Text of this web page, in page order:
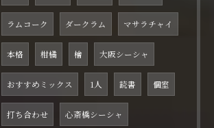
ラムコーク ダークラム マサラチャイ
本格 柑橘 檜 大阪シーシャ
おすすめミックス 1人 読書 個室
打ち合わせ 心斎橋シーシャ